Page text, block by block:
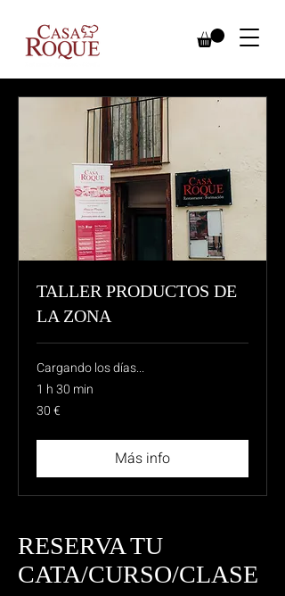
TALLER PRODUCTOS DE
LA ZONA
Cargando los días...
1 h 30 min
30
euros
30 €
Más info
RESERVA TU
CATA/CURSO/CLASE